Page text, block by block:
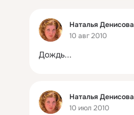
Фид
Наталья Денисова
10 авг 2010
Дождь...
Фид
Наталья Денисова
10 июл 2010